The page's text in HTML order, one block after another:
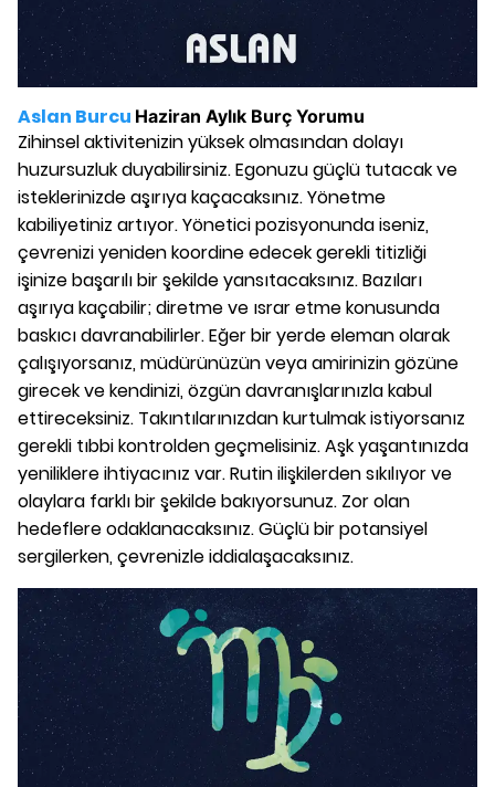
Aslan Burcu Haziran Aylık Burç Yorumu
Zihinsel aktivitenizin yüksek olmasından dolayı
huzursuzluk duyabilirsiniz. Egonuzu güçlü tutacak ve
isteklerinizde aşırıya kaçacaksınız. Yönetme
kabiliyetiniz artıyor. Yönetici pozisyonunda iseniz,
çevrenizi yeniden koordine edecek gerekli titizliği
işinize başarılı bir şekilde yansıtacaksınız. Bazıları
aşırıya kaçabilir; diretme ve ısrar etme konusunda
baskıcı davranabilirler. Eğer bir yerde eleman olarak
çalışıyorsanız, müdürünüzün veya amirinizin gözüne
girecek ve kendinizi, özgün davranışlarınızla kabul
ettireceksiniz. Takıntılarınızdan kurtulmak istiyorsanız
gerekli tıbbi kontrolden geçmelisiniz. Aşk yaşantınızda
yeniliklere ihtiyacınız var. Rutin ilişkilerden sıkılıyor ve
olaylara farklı bir şekilde bakıyorsunuz. Zor olan
hedeflere odaklanacaksınız. Güçlü bir potansiyel
sergilerken, çevrenizle iddialaşacaksınız.